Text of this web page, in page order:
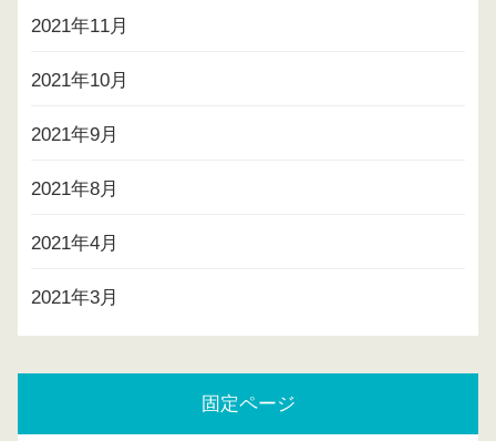
2021年11月
2021年10月
2021年9月
2021年8月
2021年4月
2021年3月
固定ページ